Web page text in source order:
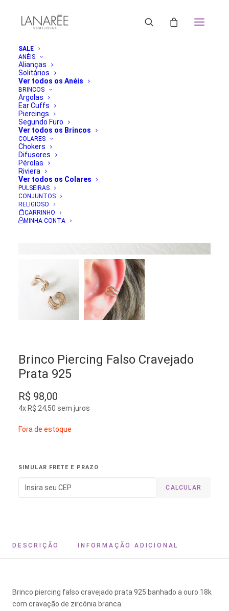
SALE
ANÉIS
Alianças
Solitários
Ver todos os Anéis
BRINCOS
Argolas
Ear Cuffs
Piercings
Segundo Furo
Ver todos os Brincos
COLARES
Chokers
Difusores
Pérolas
Riviera
Ver todos os Colares
PULSEIRAS
CONJUNTOS
RELIGIOSO
CARRINHO
MINHA CONTA
Brinco Piercing Falso Cravejado
Prata 925
R$ 98,00
4x R$ 24,50 sem juros
Fora de estoque
SIMULAR FRETE E PRAZO
CALCULAR
DESCRIÇÃO INFORMAÇÃO ADICIONAL
Brinco piercing falso cravejado prata 925 banhado a ouro 18k
com cravação de zircônia branca.